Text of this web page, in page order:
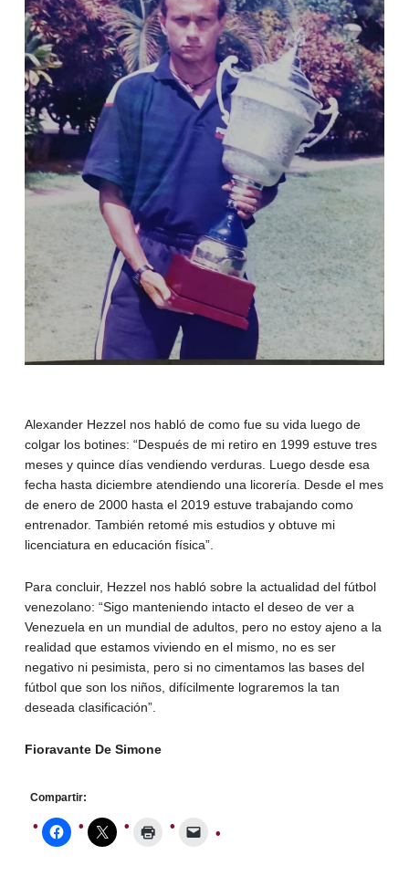
Alexander Hezzel nos habló de como fue su vida luego de
colgar los botines: “Después de mi retiro en 1999 estuve tres
meses y quince días vendiendo verduras. Luego desde esa
fecha hasta diciembre atendiendo una licorería. Desde el mes
de enero de 2000 hasta el 2019 estuve trabajando como
entrenador. También retomé mis estudios y obtuve mi
licenciatura en educación física”.
Para concluir, Hezzel nos habló sobre la actualidad del fútbol
venezolano: “Sigo manteniendo intacto el deseo de ver a
Venezuela en un mundial de adultos, pero no estoy ajeno a la
realidad que estamos viviendo en el mismo, no es ser
negativo ni pesimista, pero si no cimentamos las bases del
fútbol que son los niños, difícilmente lograremos la tan
deseada clasificación”.
Fioravante De Simone
Compartir: